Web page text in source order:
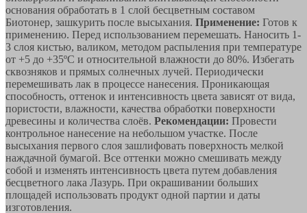
основания обработать в 1 слой бесцветным составом
Биотонер, зашкурить после высыхания. Применение: Готов к
применению. Перед использованием перемешать. Наносить 1-
3 слоя кистью, валиком, методом распыления при температуре
от +5 до +35ºС и относительной влажности до 80%. Избегать
сквозняков и прямых солнечных лучей. Периодически
перемешивать лак в процессе нанесения. Проникающая
способность, оттенок и интенсивность цвета зависят от вида,
пористости, влажности, качества обработки поверхности
древесины и количества слоёв. Рекомендации: Провести
контрольное нанесение на небольшом участке. После
высыхания первого слоя зашлифовать поверхность мелкой
наждачной бумагой. Все оттенки можно смешивать между
собой и изменять интенсивность цвета путем добавления
бесцветного лака Лазурь. При окрашивании больших
площадей использовать продукт одной партии и даты
изготовления.